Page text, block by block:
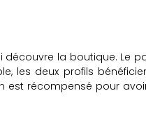
la boutique. Le
les deux profils
est récompensé pour